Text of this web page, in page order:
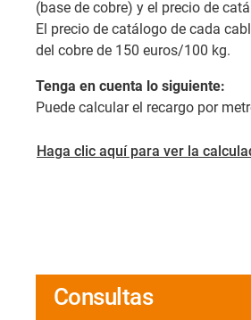
(base de cobre) y el precio de
El precio de catálogo de cada
del cobre de 150 euros/100 kg.
Tenga en cuenta lo siguiente:
Puede calcular el recargo por
Haga clic aquí para ver la
Consultas